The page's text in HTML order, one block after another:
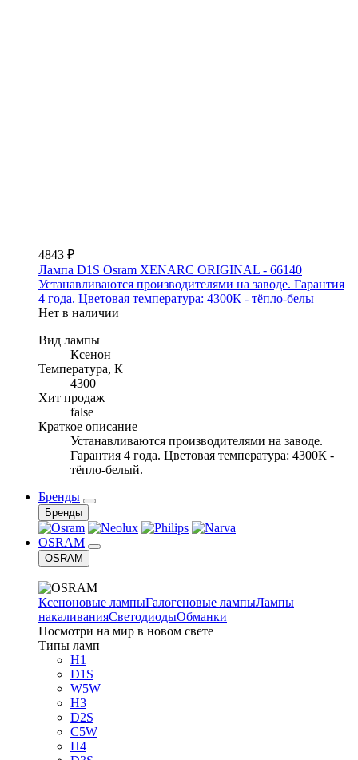
4843 ₽
Лампа D1S Osram XENARC ORIGINAL - 66140
Устанавливаются производителями на заводе. Гарантия
4 года. Цветовая температура: 4300К - тёпло-белы
Нет в наличии
Вид лампы
Ксенон
Температура, К
4300
Хит продаж
false
Краткое описание
Устанавливаются производителями на заводе.
Гарантия 4 года. Цветовая температура: 4300К -
тёпло-белый.
Бренды
Бренды
OSRAM
OSRAM
Ксеноновые лампыГалогеновые лампыЛампы
накаливанияСветодиодыОбманки
Посмотри на мир в новом свете
Типы ламп
H1
D1S
W5W
H3
D2S
C5W
H4